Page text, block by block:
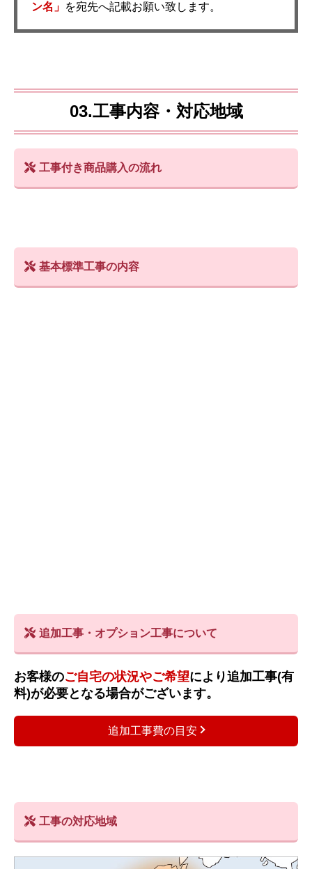
ン名」 を宛先へ記載お願い致します。
03.工事内容・対応地域
工事付き商品購入の流れ
基本標準工事の内容
追加工事・オプション工事について
お客様のご自宅の状況やご希望により追加工事(有
料)が必要となる場合がございます。
追加工事費の目安
工事の対応地域